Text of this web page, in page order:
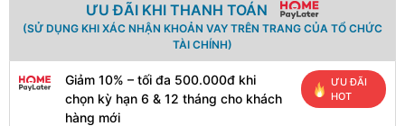
ƯU ĐÃI KHI THANH TOÁN
(SỬ DỤNG KHI XÁC NHẬN KHOẢN VAY TRÊN TRANG CỦA TỔ CHỨC
TÀI CHÍNH)
Giảm 10% – tối đa 500.000đ khi
chọn kỳ hạn 6 & 12 tháng cho khách
hàng mới
ƯU ĐÃI
HOT